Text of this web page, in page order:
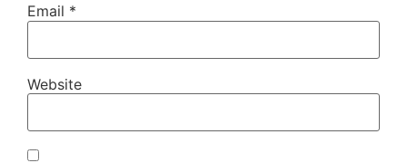
Email *
Website